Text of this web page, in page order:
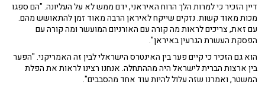
דיין הזכיר כי למרות הלך הרוח האיראני, ידם ממש לא על העליונה. "הם ספגו
מכות מאוד קשות. נזקים שייקח לאיראן הרבה מאוד זמן להתאושש מהם.
עם זאת, צריכים לראות מה קורה עם האורניום המועשר ומה קורה עם
הפסקת העשרת הגרעין באיראן".
הוא גם הזכיר כי קיים פער בין האינטרס הישראלי לבין זה האמריקני. "הפער
בין ארצות הברית לישראל היה מההתחלה. אנחנו רצינו לראות את הפלת
המשטר, ואמרנו שזה עלול להיות עוד אחד מהסבבים".